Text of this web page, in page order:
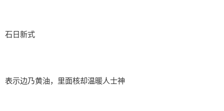
石日新式
表示边乃黄油，里面核却温暖人士神